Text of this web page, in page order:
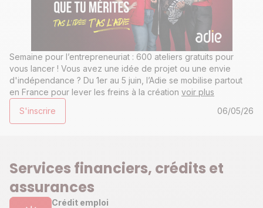
Semaine pour l’entrepreneuriat : 600 ateliers gratuits pour
vous lancer ! Vous avez une idée de projet ou une envie
d'indépendance ? Du 1er au 5 juin, l’Adie se mobilise partout
en France pour lever les freins à la création voir plus
S'inscrire
06/05/26
Services financiers, crédits et
assurances
Crédit emploi